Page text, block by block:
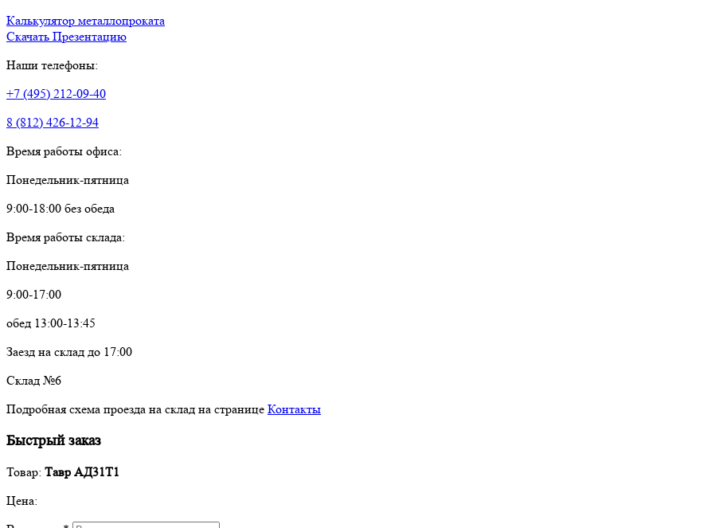
Калькулятор металлопроката
Скачать Презентацию
Наши телефоны:
+7 (495) 212-09-40
8 (812) 426-12-94
Время работы офиса:
Понедельник-пятница
9:00-18:00 без обеда
Время работы склада:
Понедельник-пятница
9:00-17:00
обед 13:00-13:45
Заезд на склад до 17:00
Склад №6
Подробная схема проезда на склад на странице Контакты
Быстрый заказ
Товар: Тавр АД31Т1
Цена: